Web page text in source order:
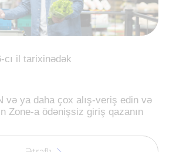
cı il tarixinədək
və ya daha çox alış-veriş edin və
Zone-a ödənişsiz giriş qazanın